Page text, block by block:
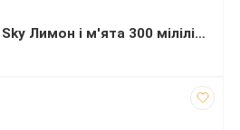
Освіжувач повітря Sky Лимон і м'ята 300 мілілітрів